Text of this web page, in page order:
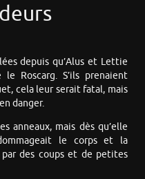
depuis qu’Alus et Lettie
Roscarg. S’ils prenaient
cela leur serait fatal, mais
danger.
anneaux, mais dès qu’elle
le corps et la
des coups et de petites